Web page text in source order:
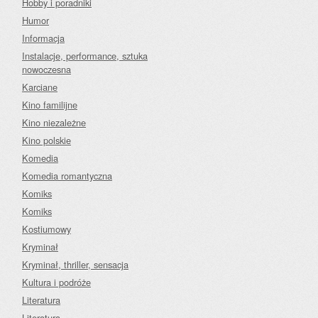
Humor
Informacja
Instalacje, performance, sztuka
nowoczesna
Karciane
Kino familijne
Kino niezależne
Kino polskie
Komedia
Komedia romantyczna
Komiks
Komiks
Kostiumowy
Kryminał
Kryminał, thriller, sensacja
Kultura i podróże
Literatura